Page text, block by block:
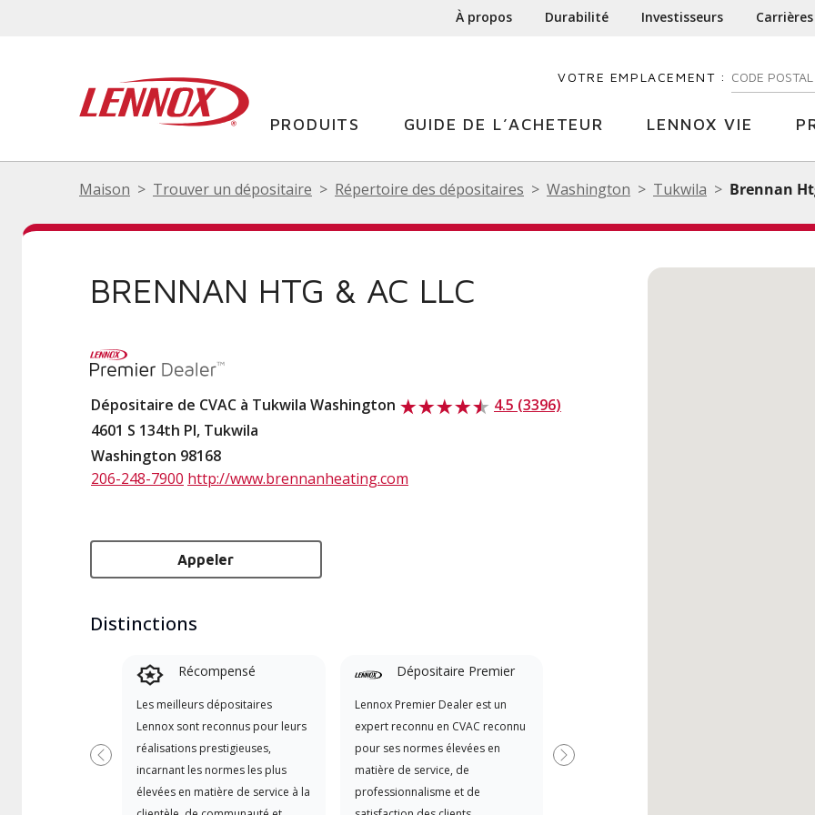
À propos Durabilité Investisseurs Carrières
VOTRE EMPLACEMENT : ENTREZ
PRODUITS GUIDE DE L’ACHETEUR LENNOX VIE
Maison Trouver un dépositaire Répertoire des dépositaires Washington Tukwila Brennan
BRENNAN HTG & AC LLC
Dépositaire de CVAC à Tukwila Washington
4.5 (3396)
4601 S 134th Pl, Tukwila
Washington 98168
206-248-7900 http://www.brennanheating.com
Appeler
Distinctions
Récompensé
Les meilleurs dépositaires
Lennox sont reconnus pour leurs
réalisations prestigieuses,
incarnant les normes les plus
élevées en matière de service à la
Dépositaire Premier
Lennox Premier Dealer est un
expert reconnu en CVAC reconnu
pour ses normes élevées en
matière de service, de
professionnalisme et de
Dealer specially trained and
Précédent Suivant